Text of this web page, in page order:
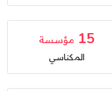
15 مؤسسة
المكناسي